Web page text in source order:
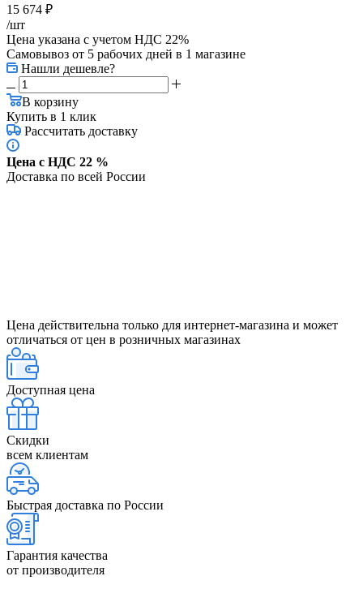
15 674 ₽
/шт
Цена указана с учетом НДС 22%
Самовывоз от 5 рабочих дней в 1 магазине
Нашли дешевле?
В корзину
Купить в 1 клик
Рассчитать доставку
Цена с НДС 22 %
Доставка по всей России
Цена действительна только для интернет-магазина и может
отличаться от цен в розничных магазинах
Доступная цена
Скидки
всем клиентам
Быстрая доставка по России
Гарантия качества
от производителя